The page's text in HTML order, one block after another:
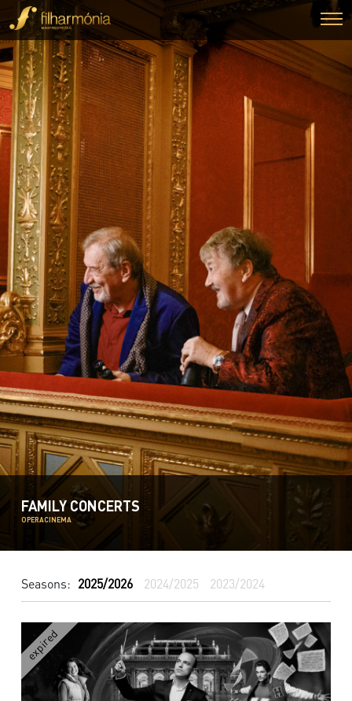
FAMILY CONCERTS
OPERACINEMA
Seasons: 2025/2026 2024/2025 2023/2024